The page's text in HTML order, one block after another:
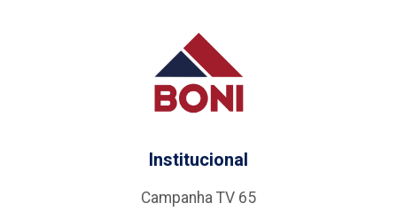
Institucional
Campanha TV 65